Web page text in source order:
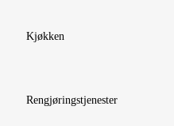
Kjøkken
Rengjøringstjenester